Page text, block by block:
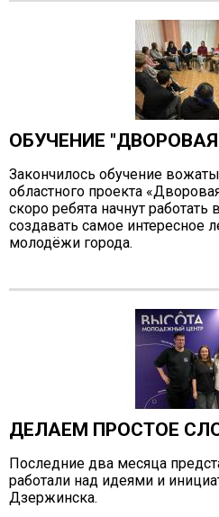
Информация о кадровом
Юридические реквизиты
Апогей
Белая ладья
Бригантина
Иппон
Каравелла
Орбита
Орлёнок
Пионер
ОБУЧЕНИЕ
Закончилось обучение
областного проекта
скоро ребята начнут работать
создавать самое интересное
молодёжи города.
ДЕЛАЕМ ПРОСТОЕ
Последние два месяца
работали над идеями и
Дзержинска.